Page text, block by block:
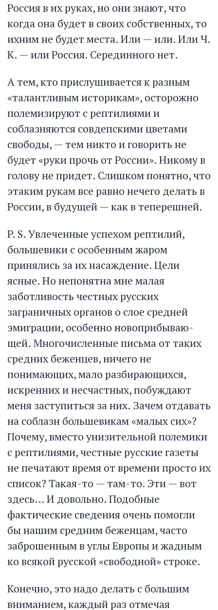
Россия в их руках, но они знают, что
когда она будет в своих собственных, то
ихним не будет места. Или — или. Или Ч.
К. — или Россия. Серединного нет.
А тем, кто прислушивается к разным
«талантливым историкам», осторожно
полемизируют с рептилиями и
соблазняются совдепскими цветами
свободы, — тем никто и говорить не
будет «руки прочь от России». Никому в
голову не придет. Слишком понятно, что
этаким рукам все равно нечего делать в
России, в будущей — как в теперешней.
P. S. Увлеченные успехом рептилий,
большевики с особенным жаром
принялись за их насаждение. Цели
ясные. Но непонятна мне малая
заботливость честных русских
заграничных органов о слое средней
эмиграции, особенно новоприбываю-
щей. Многочисленные письма от таких
средних беженцев, ничего не
понимающих, мало разбирающихся,
искренних и несчастных, побуждают
меня заступиться за них. Зачем отдавать
на соблазн большевикам «малых сих»?
Почему, вместо унизительной полемики
с рептилиями, честные русские газеты
не печатают время от времени просто их
список? Такая-то — там-то. Эти — вот
здесь… И довольно. Подобные
фактические сведения очень помогли
бы нашим средним беженцам, часто
заброшенным в углы Европы и жадным
ко всякой русской «свободной» строке.
Конечно, это надо делать с большим
вниманием, каждый раз отмечая